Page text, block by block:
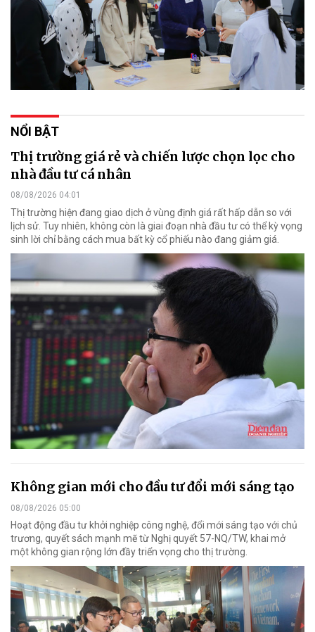
NỔI BẬT
Thị trường giá rẻ và chiến lược chọn lọc cho
nhà đầu tư cá nhân
08/08/2026 04:01
Thị trường hiện đang giao dịch ở vùng định giá rất hấp dẫn so với
lịch sử. Tuy nhiên, không còn là giai đoạn nhà đầu tư có thể kỳ vọng
sinh lời chỉ bằng cách mua bất kỳ cổ phiếu nào đang giảm giá.
Không gian mới cho đầu tư đổi mới sáng tạo
08/08/2026 05:00
Hoạt động đầu tư khởi nghiệp công nghệ, đổi mới sáng tạo với chủ
trương, quyết sách mạnh mẽ từ Nghị quyết 57-NQ/TW, khai mở
một không gian rộng lớn đầy triển vọng cho thị trường.